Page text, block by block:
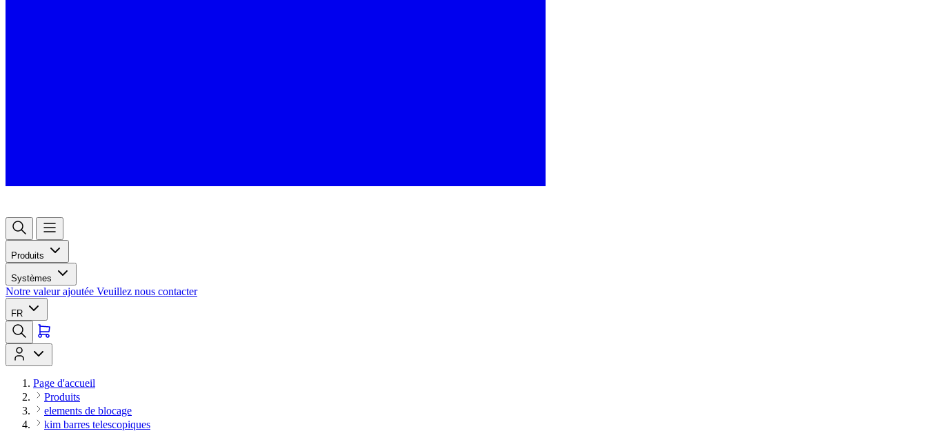
Produits
Systèmes
Notre valeur ajoutée Veuillez nous contacter
FR
Page d'accueil
Produits
elements de blocage
kim barres telescopiques